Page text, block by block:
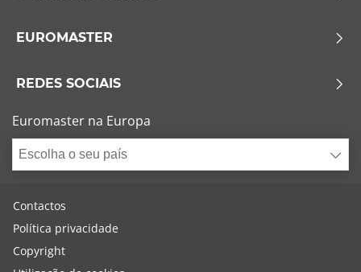
EUROMASTER
REDES SOCIAIS
Euromaster na Europa
Escolha o seu país
Contactos
Política privacidade
Copyright